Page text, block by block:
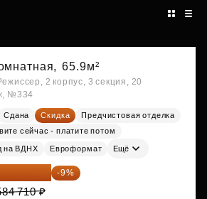
65.9м²
2 корпус, 3 секция, 20
№334
Сдана Скидка
Предчистовая отделка
сейчас - платите потом
на ВДНХ Евроформат Ещё
392 086 ₽ -9%
710 ₽